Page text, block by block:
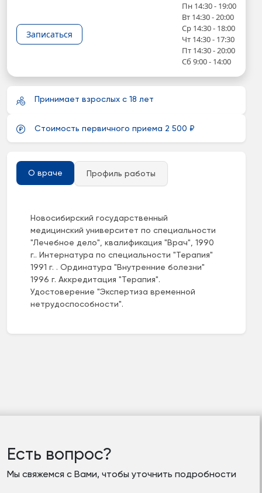
Записаться
Пн 14:30 - 19:00
Вт 14:30 - 20:00
Ср 14:30 - 18:00
Чт 14:30 - 17:30
Пт 14:30 - 20:00
Сб 9:00 - 14:00
Принимает взрослых с 18 лет
Стоимость первичного приема 2 500 ₽
О враче Профиль работы
Новосибирский государственный
медицинский университет по специальности
"Лечебное дело", квалификация "Врач", 1990
г.. Интернатура по специальности "Терапия"
1991 г. . Ординатура "Внутренние болезни"
1996 г. Аккредитация "Терапия".
Удостоверение "Экспертиза временной
нетрудоспособности".
Есть вопрос?
Мы свяжемся с Вами, чтобы уточнить подробности